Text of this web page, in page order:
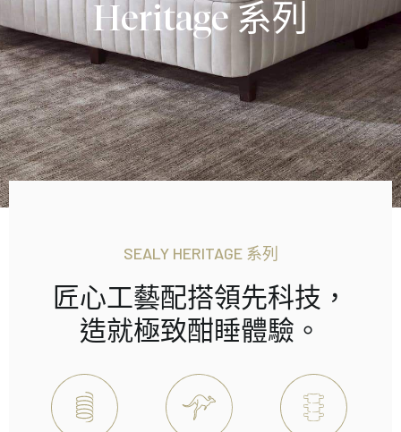
Heritage 系列
SEALY HERITAGE 系列
匠心工藝配搭領先科技，
造就極致酣睡體驗。